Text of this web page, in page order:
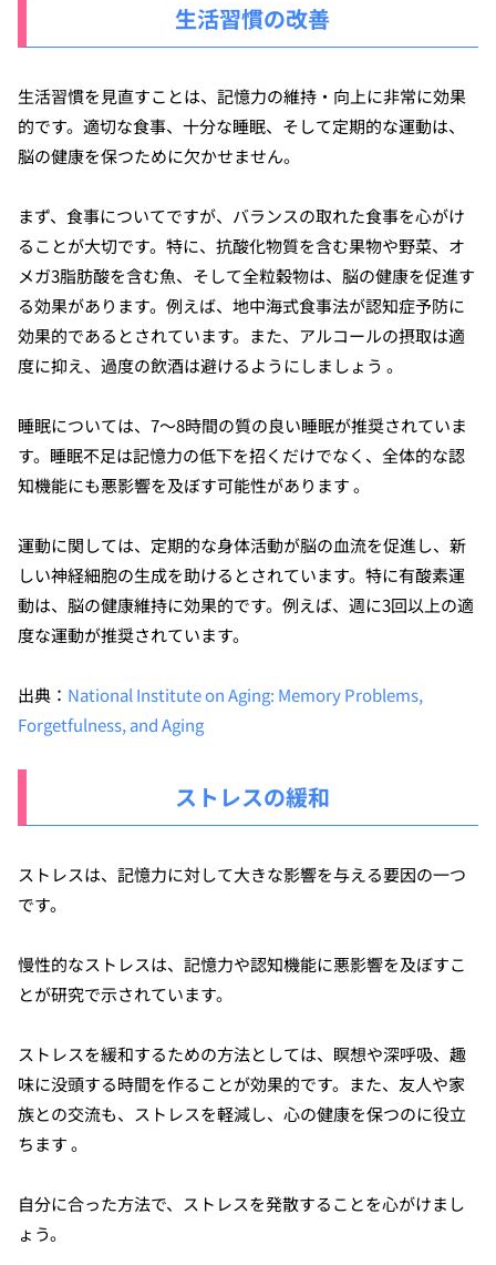
生活習慣の改善
生活習慣を見直すことは、記憶力の維持・向上に非常に効果
的です。適切な食事、十分な睡眠、そして定期的な運動は、
脳の健康を保つために欠かせません。
まず、食事についてですが、バランスの取れた食事を心がけ
ることが大切です。特に、抗酸化物質を含む果物や野菜、オ
メガ3脂肪酸を含む魚、そして全粒穀物は、脳の健康を促進す
る効果があります。例えば、地中海式食事法が認知症予防に
効果的であるとされています。また、アルコールの摂取は適
度に抑え、過度の飲酒は避けるようにしましょう 。
睡眠については、7〜8時間の質の良い睡眠が推奨されていま
す。睡眠不足は記憶力の低下を招くだけでなく、全体的な認
知機能にも悪影響を及ぼす可能性があります 。
運動に関しては、定期的な身体活動が脳の血流を促進し、新
しい神経細胞の生成を助けるとされています。特に有酸素運
動は、脳の健康維持に効果的です。例えば、週に3回以上の適
度な運動が推奨されています。
出典： National Institute on Aging: Memory Problems,
Forgetfulness, and Aging
ストレスの緩和
ストレスは、記憶力に対して大きな影響を与える要因の一つ
です。
慢性的なストレスは、記憶力や認知機能に悪影響を及ぼすこ
とが研究で示されています。
ストレスを緩和するための方法としては、瞑想や深呼吸、趣
味に没頭する時間を作ることが効果的です。また、友人や家
族との交流も、ストレスを軽減し、心の健康を保つのに役立
ちます 。
自分に合った方法で、ストレスを発散することを心がけまし
ょう。